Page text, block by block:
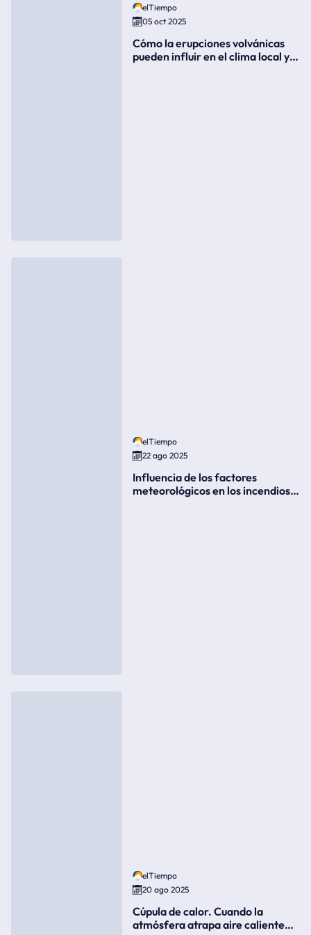
elTiempo
05 oct 2025
Cómo la erupciones volvánicas
pueden influir en el clima local y
elTiempo
22 ago 2025
Influencia de los factores
meteorológicos en los incendios
elTiempo
20 ago 2025
Cúpula de calor. Cuando la
atmósfera atrapa aire caliente